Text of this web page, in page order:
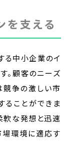
を支える
る中小企業のイ
。顧客のニーズ
競争の激しい市
ることができま
軟な発想と迅速
場環境に適応す